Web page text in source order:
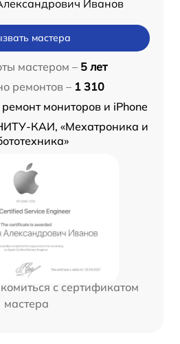
Иванов
мастера
мастером – 5 лет
ремонтов – 1 310
ремонт мониторов и iPhone
КАИ, «Мехатроника и
с сертификатом
мастера